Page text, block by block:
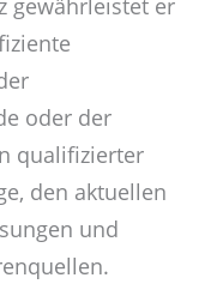
gewährleistet er
oder der
qualifizierter
den aktuellen
und